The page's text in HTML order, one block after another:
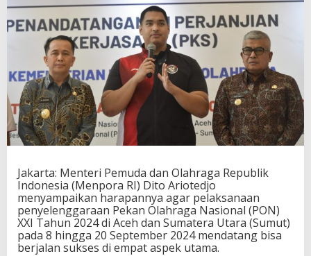
r
a
p
S
m
u
a
P
i
h
a
D
a
p
a
t
B
e
Jakarta: Menteri Pemuda dan Olahraga Republik
Indonesia (Menpora RI) Dito Ariotedjo
menyampaikan harapannya agar pelaksanaan
penyelenggaraan Pekan Olahraga Nasional (PON)
XXI Tahun 2024 di Aceh dan Sumatera Utara (Sumut)
pada 8 hingga 20 September 2024 mendatang bisa
berjalan sukses di empat aspek utama.